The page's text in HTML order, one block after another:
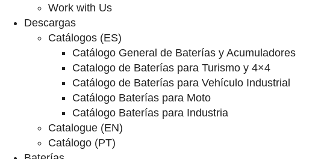
Work with Us
Descargas
Catálogos (ES)
Catálogo General de Baterías y Acumuladores
Catalogo de Baterías para Turismo y 4×4
Catálogo de Baterías para Vehículo Industrial
Catálogo Baterías para Moto
Catálogo Baterías para Industria
Catalogue (EN)
Catálogo (PT)